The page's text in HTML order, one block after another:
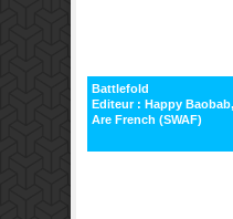
Battlefold
Editeur : Happy
Are French (SWAF)